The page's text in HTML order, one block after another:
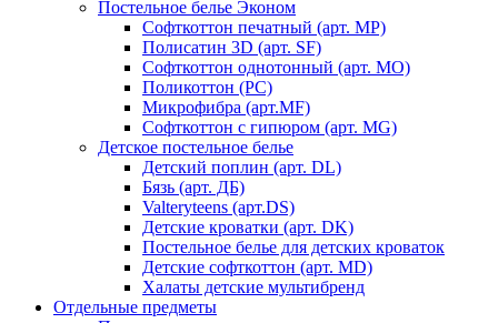
Постельное белье Эконом
Софткоттон печатный (арт. MР)
Полисатин 3D (арт. SF)
Софткоттон однотонный (арт. MO)
Поликоттон (PC)
Микрофибра (арт.MF)
Софткоттон с гипюром (арт. MG)
Детское постельное белье
Детский поплин (арт. DL)
Бязь (арт. ДБ)
Valteryteens (арт.DS)
Детские кроватки (арт. DK)
Постельное белье для детских кроваток
Детские софткоттон (арт. MD)
Халаты детские мультибренд
Отдельные предметы